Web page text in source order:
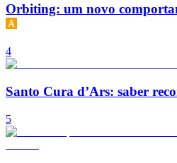
Orbiting: um novo
4
Santo Cura d’Ars: saber
5